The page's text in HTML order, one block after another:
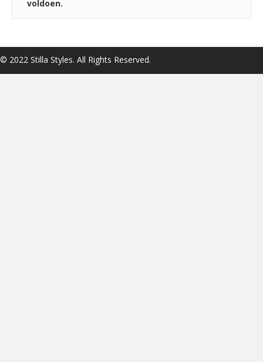
voldoen.
© 2022 Stilla Styles. All Rights Reserved.